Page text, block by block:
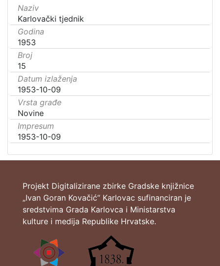
Naziv
Karlovački tjednik
Godina
1953
Broj
15
Datum izlaženja
1953-10-09
Vrsta građe
Novine
Impresum
1953-10-09
Projekt Digitalizirane zbirke Gradske knjižnice
„Ivan Goran Kovačić“ Karlovac sufinanciran je
sredstvima Grada Karlovca i Ministarstva
kulture i medija Republike Hrvatske.